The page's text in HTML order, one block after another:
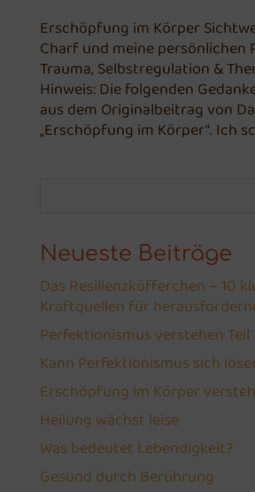
Erschöpfung im Körper
Charf und meine persönlichen
Trauma, Selbstregulation &
Hinweis: Die folgenden
aus dem Originalbeitrag von
„Erschöpfung im Körper“. Ich
Neueste Beiträge
Das Resilienzköfferchen – 10
Kraftquellen für
Perfektionismus verstehen Teil
Kann Perfektionismus sich
Erschöpfung im Körper
Heilung wächst leise
Was bedeutet Lebendigkeit?
Gesund durch Berührung